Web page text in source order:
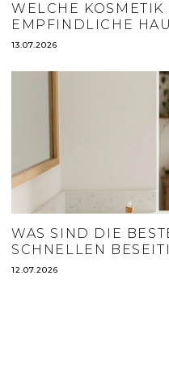
WELCHE
EMPFINDLICHE
13.07.2026
WAS SIND DIE
SCHNELLEN
12.07.2026